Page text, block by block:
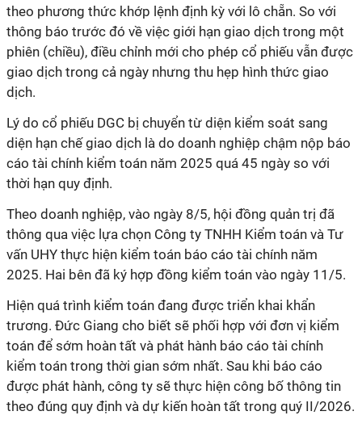
theo phương thức khớp lệnh định kỳ với lô chẵn. So với
thông báo trước đó về việc giới hạn giao dịch trong một
phiên (chiều), điều chỉnh mới cho phép cổ phiếu vẫn được
giao dịch trong cả ngày nhưng thu hẹp hình thức giao
dịch.
Lý do cổ phiếu DGC bị chuyển từ diện kiểm soát sang
diện hạn chế giao dịch là do doanh nghiệp chậm nộp báo
cáo tài chính kiểm toán năm 2025 quá 45 ngày so với
thời hạn quy định.
Theo doanh nghiệp, vào ngày 8/5, hội đồng quản trị đã
thông qua việc lựa chọn Công ty TNHH Kiểm toán và Tư
vấn UHY thực hiện kiểm toán báo cáo tài chính năm
2025. Hai bên đã ký hợp đồng kiểm toán vào ngày 11/5.
Hiện quá trình kiểm toán đang được triển khai khẩn
trương. Đức Giang cho biết sẽ phối hợp với đơn vị kiểm
toán để sớm hoàn tất và phát hành báo cáo tài chính
kiểm toán trong thời gian sớm nhất. Sau khi báo cáo
được phát hành, công ty sẽ thực hiện công bố thông tin
theo đúng quy định và dự kiến hoàn tất trong quý II/2026.